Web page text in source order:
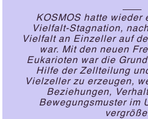
KOSMOS hatte wieder
Vielfalt-Stagnation,
Vielfalt an Einzeller auf
war. Mit den neuen
Eukarioten war die
Hilfe der Zellteilung
Vielzeller zu erzeugen,
Beziehungen,
Bewegungsmuster im